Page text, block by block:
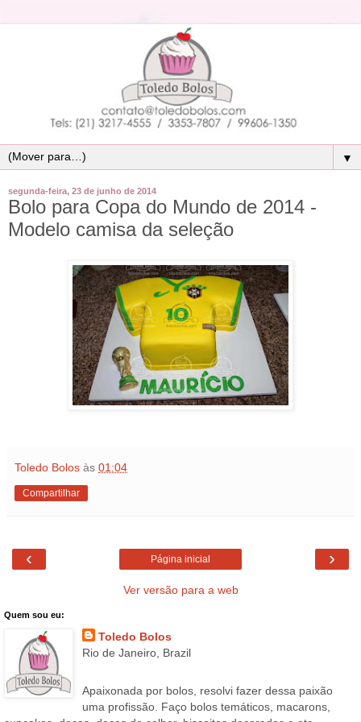
▼
segunda-feira, 23 de junho de 2014
Bolo para Copa do Mundo de 2014 -
Modelo camisa da seleção
Toledo Bolos às 01:04
Compartilhar
‹ ›
Página inicial
Ver versão para a web
Quem sou eu:
Toledo Bolos
Rio de Janeiro, Brazil
Apaixonada por bolos, resolvi fazer dessa paixão
uma profissão. Faço bolos temáticos, macarons,